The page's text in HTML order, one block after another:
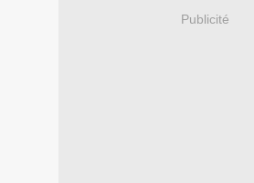
Publicité